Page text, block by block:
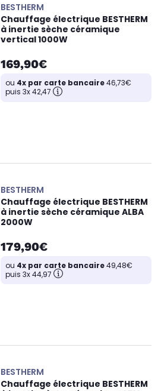
BESTHERM
Chauffage électrique BESTHERM
à inertie sèche céramique
vertical 1000W
169,90€
ou 4x par carte bancaire46,73€
puis 3x 42,47
BESTHERM
Chauffage électrique BESTHERM
à inertie sèche céramique ALBA
2000W
179,90€
ou 4x par carte bancaire49,48€
puis 3x 44,97
BESTHERM
Chauffage électrique BESTHERM